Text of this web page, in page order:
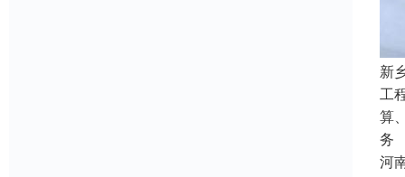
新
工
算
务
河